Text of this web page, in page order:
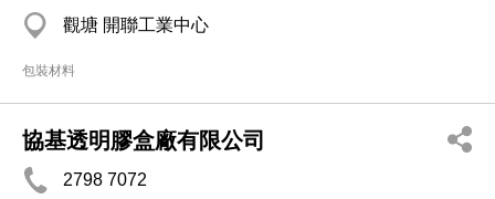
觀塘 開聯工業中心
包裝材料
協基透明膠盒廠有限公司
2798 7072